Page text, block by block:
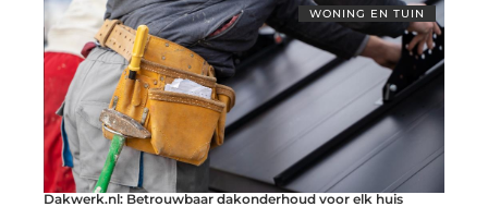
WONING EN TUIN
Dakwerk.nl: Betrouwbaar dakonderhoud voor elk huis